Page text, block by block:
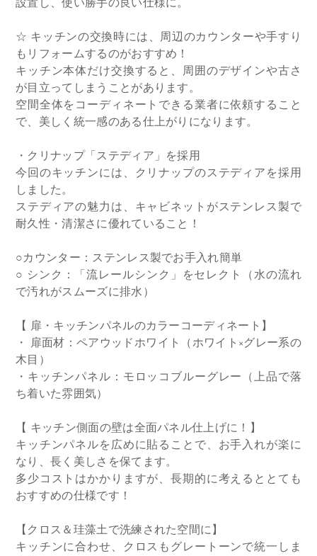
設置し、使い勝手の良い仕様に。
☆ キッチンの交換時には、周辺のカウンターや手すり
もリフォームするのがおすすめ！
キッチン本体だけ交換すると、周囲のデザインや古さ
が目立ってしまうことがあります。
空間全体をコーディネートできる業者に依頼すること
で、美しく統一感のある仕上がりになります。
・クリナップ「ステディア」を採用
今回のキッチンには、クリナップのステディアを採用
しました。
ステディアの魅力は、キャビネットがステンレス製で
耐久性・清潔さに優れていること！
○カウンター：ステンレス製でお手入れ簡単
○ シンク：「流レールシンク」をセレクト（水の流れ
で汚れがスムーズに排水）
【 扉・キッチンパネルのカラーコーディネート】
・ 扉面材：ペアウッドホワイト（ホワイト×グレー系の
木目）
・キッチンパネル：モロッコブルーグレー（上品で落
ち着いた雰囲気）
【 キッチン側面の壁は全面パネル仕上げに！】
キッチンパネルを広めに貼ることで、お手入れが楽に
なり、長く美しさを保てます。
多少コストはかかりますが、長期的に考えるととても
おすすめの仕様です！
【クロス＆珪藻土で洗練された空間に】
キッチンに合わせ、クロスもグレートーンで統一しま